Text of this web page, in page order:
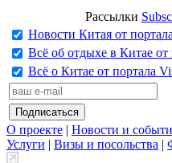
Рассылки
Новости Китая от
Всё об отдыхе в Китае от
Всё о Китае от портала
О проекте | Новости и
Услуги | Визы и посольства |